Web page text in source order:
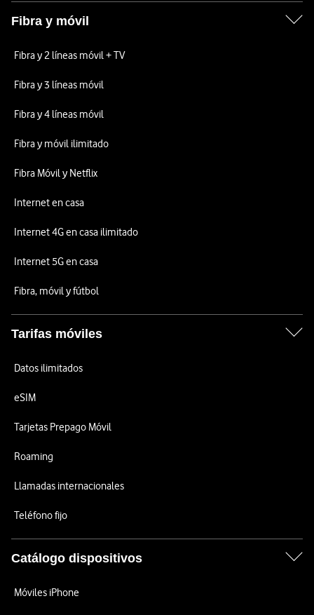
Fibra y móvil
Fibra y 2 líneas móvil + TV
Fibra y 3 líneas móvil
Fibra y 4 líneas móvil
Fibra y móvil ilimitado
Fibra Móvil y Netflix
Internet en casa
Internet 4G en casa ilimitado
Internet 5G en casa
Fibra, móvil y fútbol
Tarifas móviles
Datos ilimitados
eSIM
Tarjetas Prepago Móvil
Roaming
Llamadas internacionales
Teléfono fijo
Catálogo dispositivos
Móviles iPhone